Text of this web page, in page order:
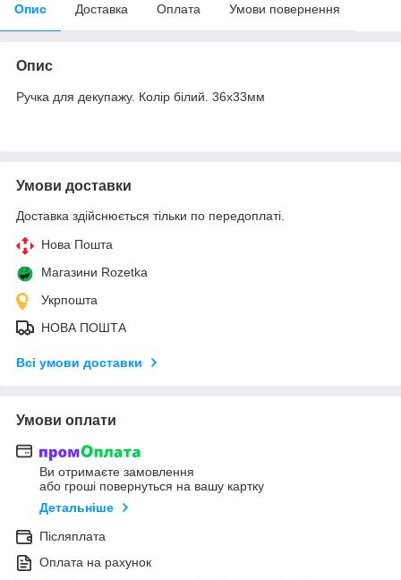
Опис Доставка Оплата Умови повернення
Опис
Ручка для декупажу. Колір білий. 36х33мм
Умови доставки
Доставка здійснюється тільки по передоплаті.
Нова Пошта
Магазини Rozetka
Укрпошта
НОВА ПОШТА
Всі умови доставки
Умови оплати
Ви отримаєте замовлення
або гроші повернуться на вашу картку
Детальніше
Післяплата
Оплата на рахунок